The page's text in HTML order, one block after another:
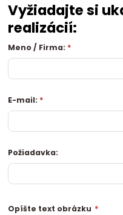
Vyžiadajte si
realizácií:
Meno / Firma: *
E-mail: *
Požiadavka:
Opíšte text obrázku *